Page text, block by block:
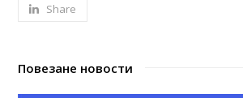
Share
Повезане новости